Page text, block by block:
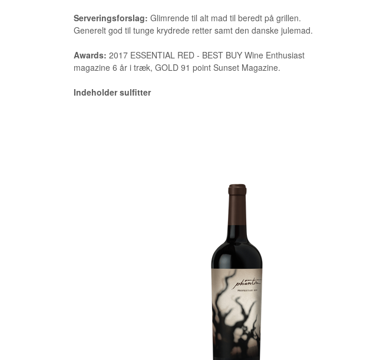
Serveringsforslag: Glimrende til alt mad til beredt på grillen.
Generelt god til tunge krydrede retter samt den danske julemad.
Awards: 2017 ESSENTIAL RED - BEST BUY Wine Enthusiast
magazine 6 år i træk, GOLD 91 point Sunset Magazine.
Indeholder sulfitter